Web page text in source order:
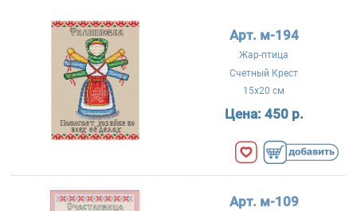
Арт. м-194
Жар-птица
Счетный Крест
15x20 см
Цена: 450 р.
Арт. м-109